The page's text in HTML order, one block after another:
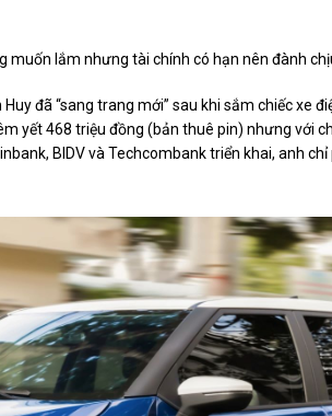
muốn lắm nhưng tài chính có hạn nên đành
đã “sang trang mới” sau khi sắm chiếc xe
yết 468 triệu đồng (bản thuê pin) nhưng với
BIDV và Techcombank triển khai, anh